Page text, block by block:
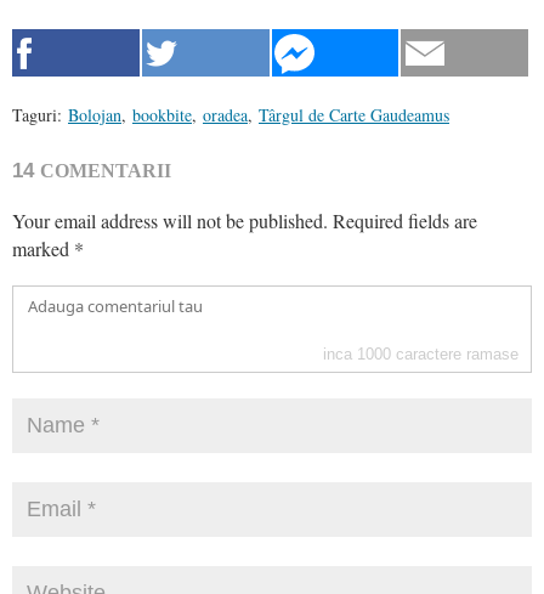
Taguri: Bolojan, bookbite, oradea, Târgul de Carte Gaudeamus
14 COMENTARII
Your email address will not be published. Required fields are
marked *
inca 1000 caractere ramase